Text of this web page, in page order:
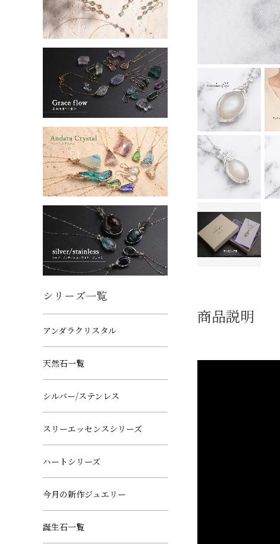
商品説明
シリーズ一覧
アンダラクリスタル
天然石一覧
シルバー/ステンレス
スリーエッセンスシリーズ
ハートシリーズ
今月の新作ジュエリー
誕生石一覧